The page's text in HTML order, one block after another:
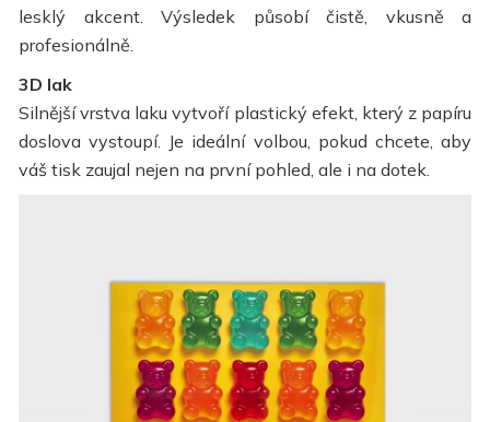
lesklý akcent. Výsledek působí čistě, vkusně a
profesionálně.
3D lak
Silnější vrstva laku vytvoří plastický efekt, který z papíru
doslova vystoupí. Je ideální volbou, pokud chcete, aby
váš tisk zaujal nejen na první pohled, ale i na dotek.